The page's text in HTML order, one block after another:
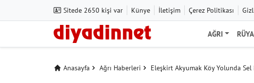
Sitede 2650 kişi var Künye İletişim Çerez Politikası
AĞRI
Anasayfa Ağrı Haberleri Eleşkirt Akyumak Köy Yolunda